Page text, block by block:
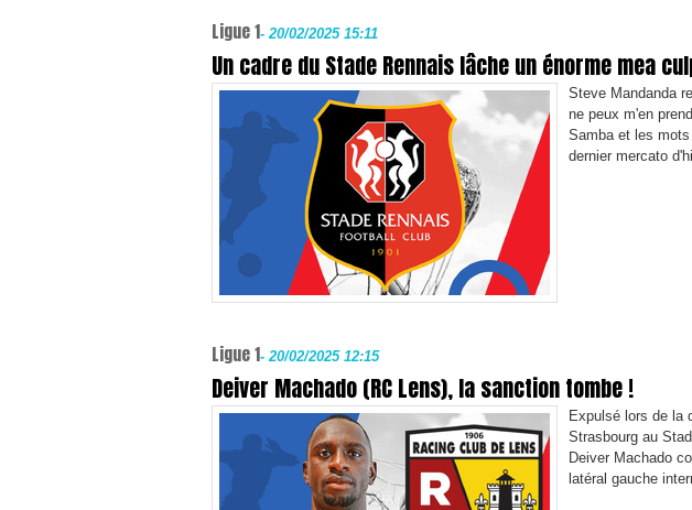
Ligue 1- 20/02/2025 15:11
Un cadre du Stade Rennais lâche un énorme mea
Steve Mandanda
ne peux m'en
Samba et les
dernier mercato
Ligue 1- 20/02/2025 12:15
Deiver Machado (RC Lens), la sanction tombe !
Expulsé lors de la
Strasbourg au
Deiver Machado
latéral gauche